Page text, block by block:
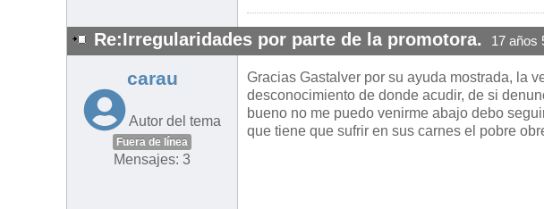
Re:Irregularidades por parte de la promotora. 17 años
carau
Autor del tema
Fuera de línea
Mensajes: 3
Gracias Gastalver por su ayuda mostrada, la
desconocimiento de donde acudir, de si
bueno no me puedo venirme abajo debo
que tiene que sufrir en sus carnes el pobre